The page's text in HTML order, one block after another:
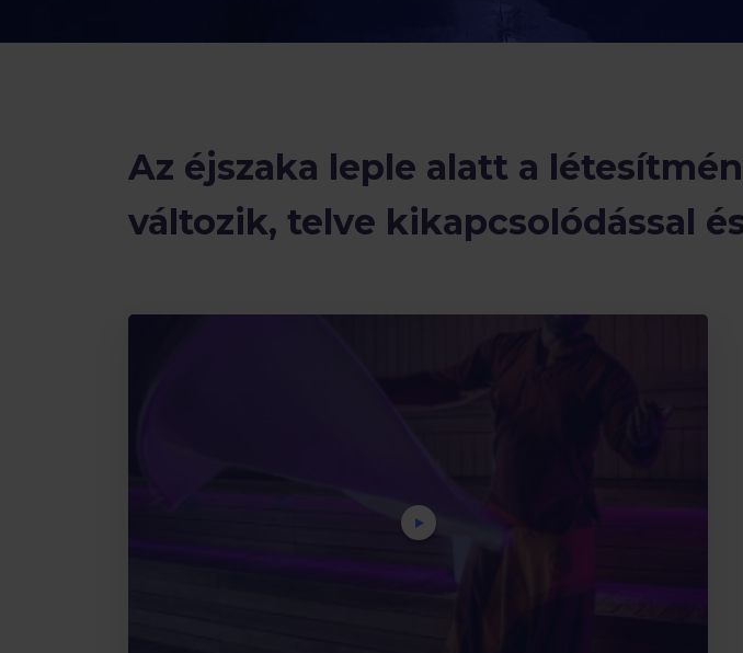
Az éjszaka leple alatt a
változik, telve kikapcsolódással